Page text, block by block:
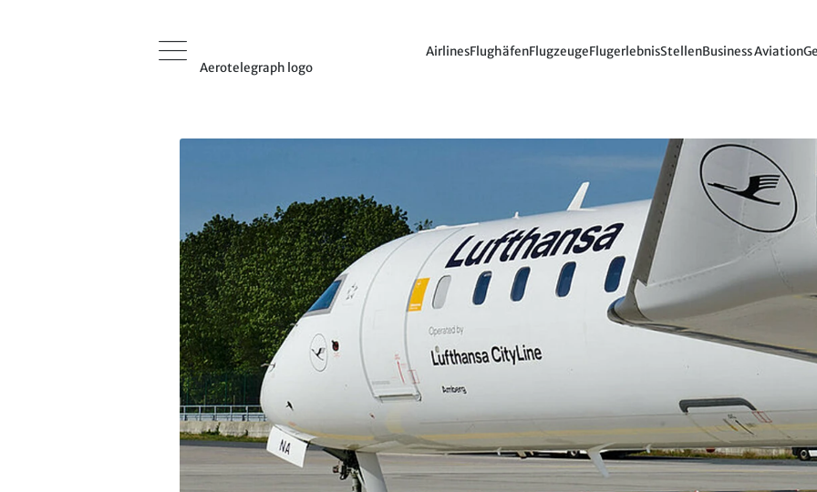
Aerotelegraph logo
AirlinesFlughäfenFlugzeugeFlugerlebnisStellenBusiness Aviation